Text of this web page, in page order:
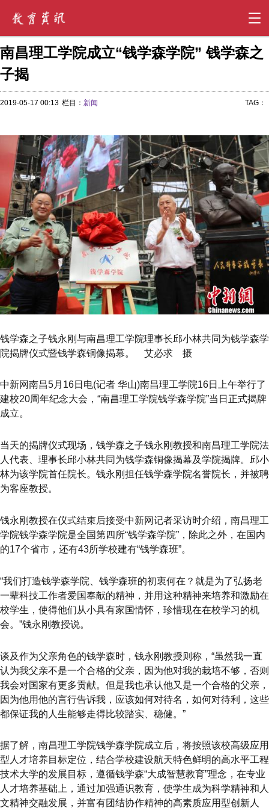
南昌理工学院成立“钱学森学院” 钱学森之
子揭
2019-05-17 00:13 栏目： 新闻 TAG：
钱学森之子钱永刚与南昌理工学院理事长邱小林共同为钱学森学
院揭牌仪式暨钱学森铜像揭幕。 艾必求 摄
中新网南昌5月16日电(记者 华山)南昌理工学院16日上午举行了
建校20周年纪念大会，“南昌理工学院钱学森学院”当日正式揭牌
成立。
当天的揭牌仪式现场，钱学森之子钱永刚教授和南昌理工学院法
人代表、理事长邱小林共同为钱学森铜像揭幕及学院揭牌。邱小
林为该学院首任院长。钱永刚担任钱学森学院名誉院长，并被聘
为客座教授。
钱永刚教授在仪式结束后接受中新网记者采访时介绍，南昌理工
学院钱学森学院是全国第四所“钱学森学院”，除此之外，在国内
的17个省市，还有43所学校建有“钱学森班”。
“我们打造钱学森学院、钱学森班的初衷何在？就是为了弘扬老
一辈科技工作者爱国奉献的精神，并用这种精神来培养和激励在
校学生，使得他们从小具有家国情怀，珍惜现在在校学习的机
会。”钱永刚教授说。
谈及作为父亲角色的钱学森时，钱永刚教授则称，“虽然我一直
认为我父亲不是一个合格的父亲，因为他对我的栽培不够，否则
我会对国家有更多贡献。但是我也承认他又是一个合格的父亲，
因为他用他的言行告诉我，应该如何对待名，如何对待利，这些
都保证我的人生能够走得比较踏实、稳健。”
据了解，南昌理工学院钱学森学院成立后，将按照该校高级应用
型人才培养目标定位，结合学校建设航天特色鲜明的高水平工程
技术大学的发展目标，遵循钱学森“大成智慧教育”理念，在专业
人才培养基础上，通过加强通识教育，使学生成为科学精神和人
文精神交融发展，并富有团结协作精神的高素质应用型创新人